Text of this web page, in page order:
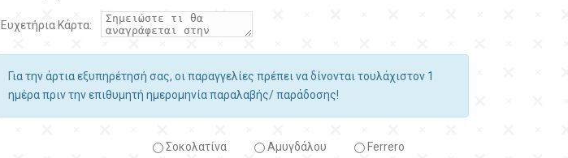
Ευχετήρια Κάρτα:
Για την άρτια εξυπηρέτησή σας, οι παραγγελίες πρέπει να δίνονται τουλάχιστον 1
ημέρα πριν την επιθυμητή ημερομηνία παραλαβής/ παράδοσης!
Σοκολατίνα Αμυγδάλου
Ferrero